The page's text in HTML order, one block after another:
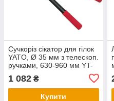
Сучкоріз сікатор для гілок
YATO, Ø 35 мм з телескоп.
ручками, 630-960 мм YT-
1 082 ₴
Купити